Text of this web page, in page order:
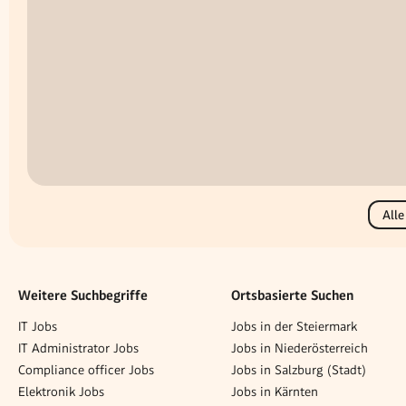
Alle
Weitere Suchbegriffe
IT Jobs
IT Administrator Jobs
Compliance officer Jobs
Elektronik Jobs
Ortsbasierte Suchen
Jobs in der Steiermark
Jobs in Niederösterreich
Jobs in Salzburg (Stadt)
Jobs in Kärnten